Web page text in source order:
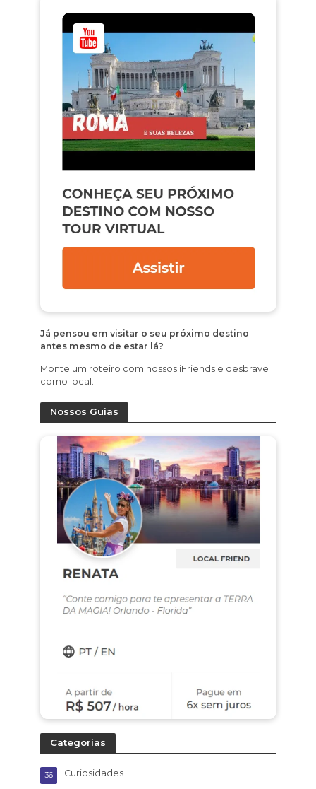
Já pensou em visitar o seu próximo destino
antes mesmo de estar lá?
Monte um roteiro com nossos iFriends e desbrave
como local.
Nossos Guias
Categorias
Curiosidades
36